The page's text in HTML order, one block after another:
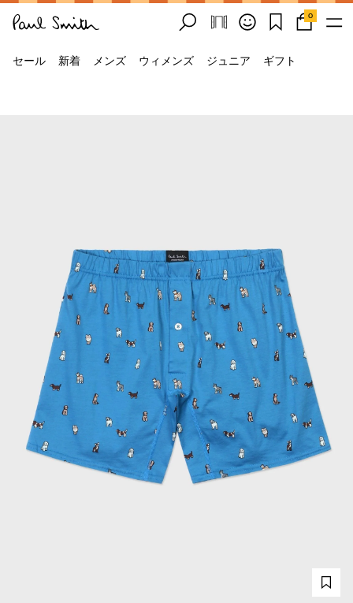
0
セール 新着 メンズ ウィメンズ ジュニア ギフト